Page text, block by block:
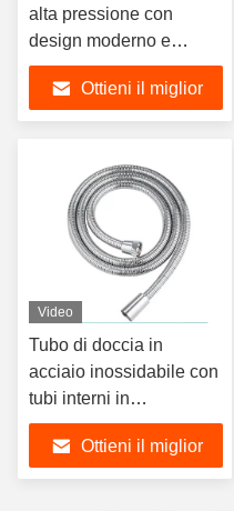
alta pressione con
design moderno e
treccia in filo d'argento
per il bagnoOttieni il miglior
Video
Tubo di doccia in
acciaio inossidabile con
tubi interni in
EPDM/PVC - Tubo di
doccia flessibile per
bagno da 1,5 metri
Ottieni il miglior